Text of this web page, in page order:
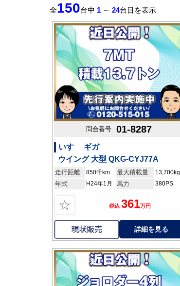
全150台中 1 ～ 24台目を表示
問合番号 01-8287
いすゞ ギガ
ウイング 大型 QKG-CYJ77A
走行距離 850千km 最大積載量 13,700kg
年式 H24年1月 馬力 380PS
☆ 税込 361万円
詳細を見る